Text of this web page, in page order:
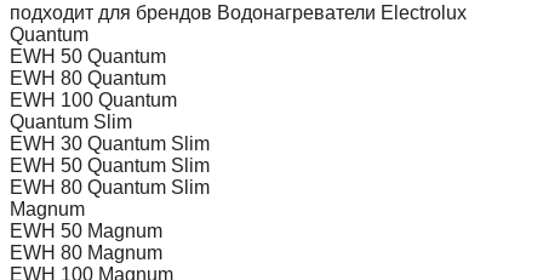
подходит для брендов Водонагреватели Electrolux
Quantum
EWH 50 Quantum
EWH 80 Quantum
EWH 100 Quantum
Quantum Slim
EWH 30 Quantum Slim
EWH 50 Quantum Slim
EWH 80 Quantum Slim
Magnum
EWH 50 Magnum
EWH 80 Magnum
EWH 100 Magnum